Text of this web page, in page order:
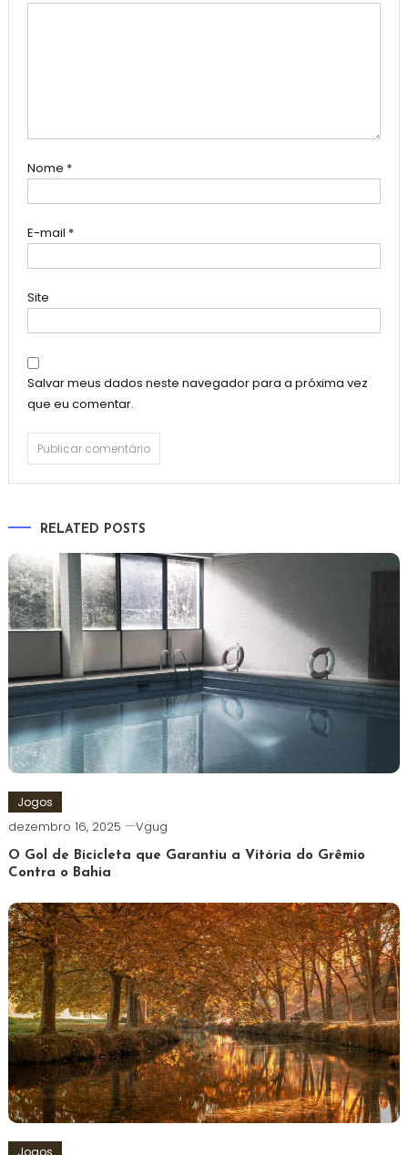
Nome *
E-mail *
Site
Salvar meus dados neste navegador para a próxima vez
que eu comentar.
RELATED POSTS
Jogos
dezembro 16, 2025 Vgug
O Gol de Bicicleta que Garantiu a Vitória do Grêmio
Contra o Bahia